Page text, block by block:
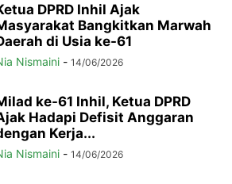
DPRD Inhil Ajak
Bangkitkan Marwah
di Usia ke-61
Nismaini - 14/06/2026
ke-61 Inhil, Ketua DPRD
Hadapi Defisit Anggaran
Kerja...
Nismaini - 14/06/2026